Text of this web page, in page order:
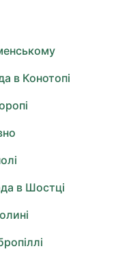
в Конотопі
в Шостці